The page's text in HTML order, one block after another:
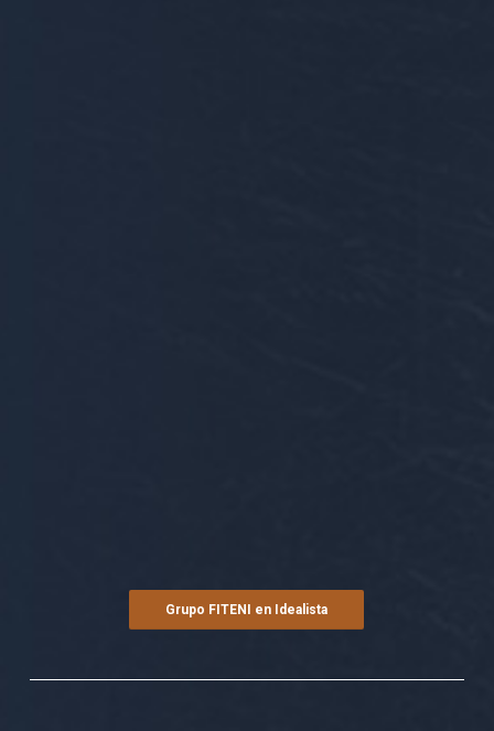
Grupo FITENI en Idealista